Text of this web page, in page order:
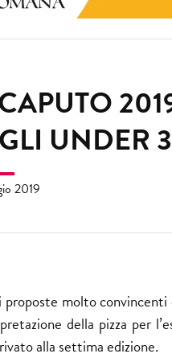
UNDER
2019
proposte molto
della pizza per
alla settima edizione.